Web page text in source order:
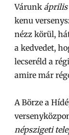
Várunk
kenu
nézz körül,
a kedvedet,
lecseréld a
amire már
A Börze a
népszigeti